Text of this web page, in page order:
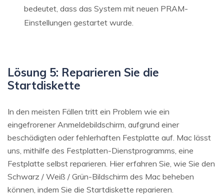
bedeutet, dass das System mit neuen PRAM-
Einstellungen gestartet wurde.
Lösung 5: Reparieren Sie die
Startdiskette
In den meisten Fällen tritt ein Problem wie ein
eingefrorener Anmeldebildschirm, aufgrund einer
beschädigten oder fehlerhaften Festplatte auf. Mac lässt
uns, mithilfe des Festplatten-Dienstprogramms, eine
Festplatte selbst reparieren. Hier erfahren Sie, wie Sie den
Schwarz / Weiß / Grün-Bildschirm des Mac beheben
können, indem Sie die Startdiskette reparieren.